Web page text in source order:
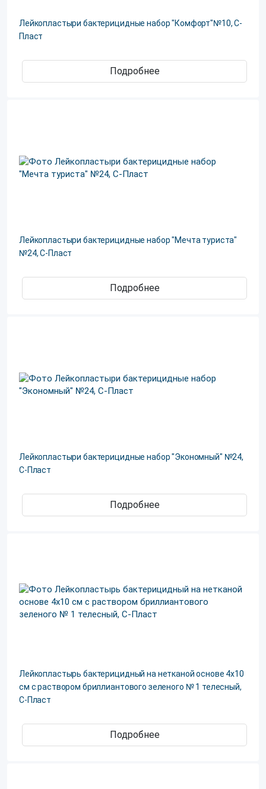
Лейкопластыри бактерицидные набор "Комфорт"№10, С-
Пласт
Подробнее
Лейкопластыри бактерицидные набор "Мечта туриста"
№24, С-Пласт
Подробнее
Лейкопластыри бактерицидные набор "Экономный" №24,
С-Пласт
Подробнее
Лейкопластырь бактерицидный на нетканой основе 4х10
см с раствором бриллиантового зеленого № 1 телесный,
С-Пласт
Подробнее